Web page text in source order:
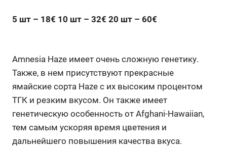
5 шт – 18€ 10 шт – 32€ 20 шт – 60€
Amnesia Haze имеет очень сложную генетику.
Также, в нем присутствуют прекрасные
ямайские сорта Haze с их высоким процентом
ТГК и резким вкусом. Он также имеет
генетическую особенность от Afghani-Hawaiian,
тем самым ускоряя время цветения и
дальнейшего повышения качества вкуса.